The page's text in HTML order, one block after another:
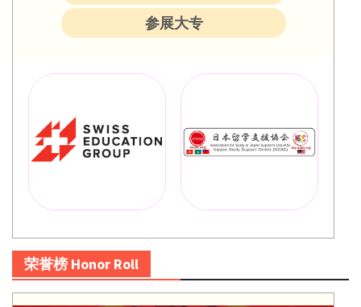
参展大专
荣誉榜 Honor Roll